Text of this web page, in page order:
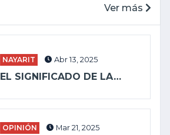
Ver más
NAYARIT Abr 13, 2025
EL SIGNIFICADO DE LA…
OPINIÓN Mar 21, 2025